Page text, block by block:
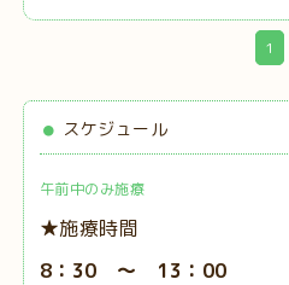
1
スケジュール
午前中のみ施療
★施療時間
8：30 ～ 13：00